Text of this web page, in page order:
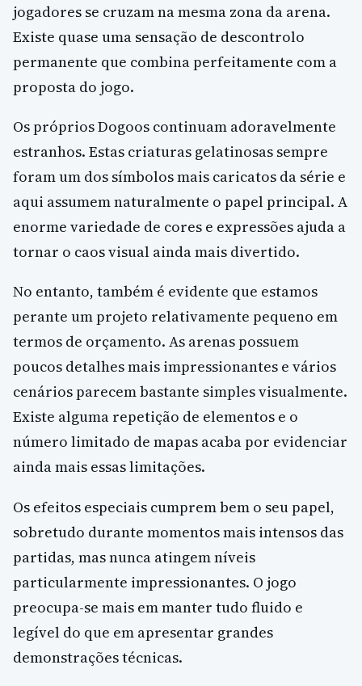
jogadores se cruzam na mesma zona da arena.
Existe quase uma sensação de descontrolo
permanente que combina perfeitamente com a
proposta do jogo.
Os próprios Dogoos continuam adoravelmente
estranhos. Estas criaturas gelatinosas sempre
foram um dos símbolos mais caricatos da série e
aqui assumem naturalmente o papel principal. A
enorme variedade de cores e expressões ajuda a
tornar o caos visual ainda mais divertido.
No entanto, também é evidente que estamos
perante um projeto relativamente pequeno em
termos de orçamento. As arenas possuem
poucos detalhes mais impressionantes e vários
cenários parecem bastante simples visualmente.
Existe alguma repetição de elementos e o
número limitado de mapas acaba por evidenciar
ainda mais essas limitações.
Os efeitos especiais cumprem bem o seu papel,
sobretudo durante momentos mais intensos das
partidas, mas nunca atingem níveis
particularmente impressionantes. O jogo
preocupa-se mais em manter tudo fluido e
legível do que em apresentar grandes
demonstrações técnicas.